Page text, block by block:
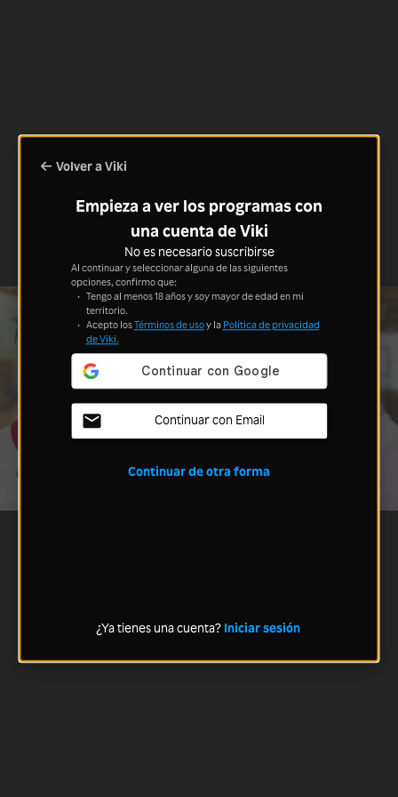
Volver a Viki
Empieza a ver los programas con
una cuenta de Viki
No es necesario suscribirse
Al continuar y seleccionar alguna de las siguientes
opciones, confirmo que:
Tengo al menos 18 años y soy mayor de edad en mi
territorio.
Acepto losTérminos de usoy la Política de privacidad
de Viki.
Continuar con Email
Continuar de otra forma
¿Ya tienes una cuenta? Iniciar sesión